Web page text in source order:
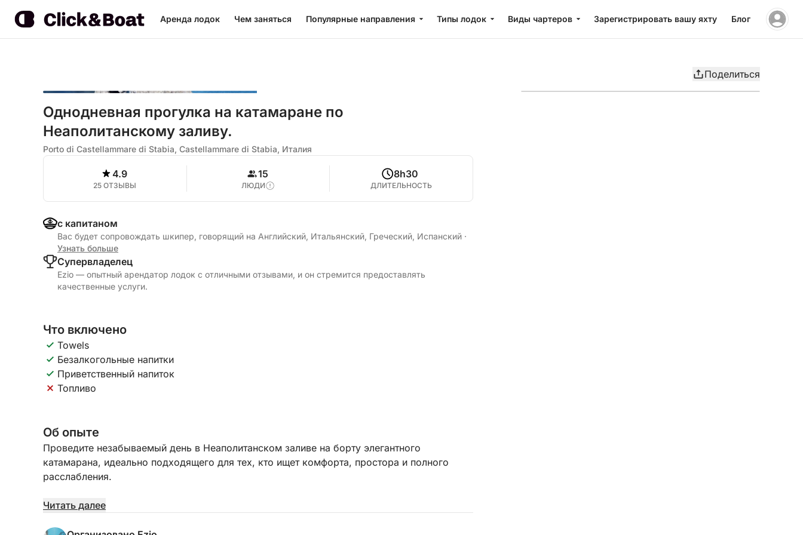
Аренда лодок Чем заняться Популярные направления Типы лодок Виды чартеров Зарегистрировать вашу яхту Блог
Поделиться
Однодневная прогулка на катамаране по
Неаполитанскому заливу.
Porto di Castellammare di Stabia, Castellammare di Stabia, Италия
4.9
25 ОТЗЫВЫ
15
ЛЮДИ
8h30
ДЛИТЕЛЬНОСТЬ
с капитаном
Вас будет сопровождать шкипер, говорящий на Английский, Итальянский, Греческий, Испанский ·
Узнать больше
Cупервладелец
Ezio — опытный арендатор лодок с отличными отзывами, и он стремится предоставлять
качественные услуги.
Что включено
Towels
Безалкогольные напитки
Приветственный напиток
Топливо
Об опыте
Проведите незабываемый день в Неаполитанском заливе на борту элегантного
катамарана, идеально подходящего для тех, кто ищет комфорта, простора и полного
расслабления.
Благодаря устойчивости и простору на борту вы можете наслаждаться морем в свое
Читать далее